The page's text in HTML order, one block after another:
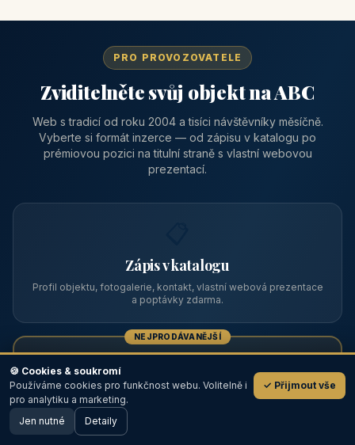
PRO PROVOZOVATELE
Zviditelněte svůj objekt na ABC
Web s tradicí od roku 2004 a tisíci návštěvníky měsíčně.
Vyberte si formát inzerce — od zápisu v katalogu po
prémiovou pozici na titulní straně s vlastní webovou
prezentací.
Zápis v katalogu
Profil objektu, fotogalerie, kontakt, vlastní webová prezentace
a poptávky zdarma.
NEJPRODÁVANĚJŠÍ
Prémiový partner
TOP pozice na titulce, přednost ve výpisech, zlatý odznak a
💬
🖥️ Desktop verze
🍪 Cookies & soukromí
Používáme cookies pro funkčnost webu. Volitelně i
pro analytiku a marketing.
✓ Přijmout vše
Jen nutné Detaily